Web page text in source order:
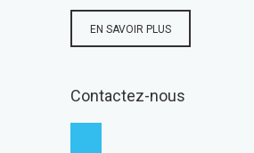
EN SAVOIR PLUS
Contactez-nous